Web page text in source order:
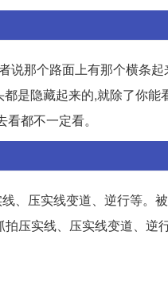
那个路面上有那个横条
是隐藏起来的,就除了你
都不一定看。
、压实线变道、逆行等。
压实线、压实线变道、逆